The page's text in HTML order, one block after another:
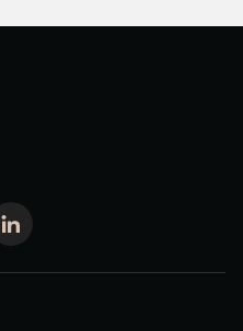
linkedin